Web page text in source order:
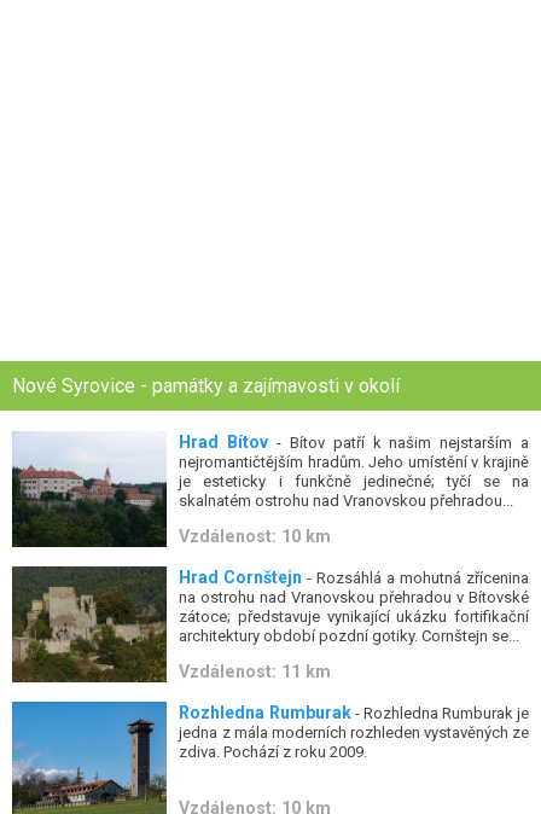
Nové Syrovice - památky a zajímavosti v okolí
Hrad Bítov - Bítov patří k našim nejstarším a
nejromantičtějším hradům. Jeho umístění v krajině
je esteticky i funkčně jedinečné; tyčí se na
skalnatém ostrohu nad Vranovskou přehradou...
Vzdálenost: 10 km
Hrad Cornštejn - Rozsáhlá a mohutná zřícenina
na ostrohu nad Vranovskou přehradou v Bítovské
zátoce; představuje vynikající ukázku fortifikační
architektury období pozdní gotiky. Cornštejn se...
Vzdálenost: 11 km
Rozhledna Rumburak- Rozhledna Rumburak je
jedna z mála moderních rozhleden vystavěných ze
zdiva. Pochází z roku 2009.
Vzdálenost: 10 km